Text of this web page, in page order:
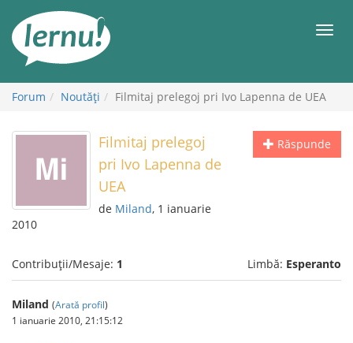
conținut
Forum Noutăţi Filmitaj prelegoj pri Ivo Lapenna de UEA
Răspunde
Filmitaj prelegoj
pri Ivo Lapenna de
UEA
de Miland, 1 ianuarie
2010
Contribuții/Mesaje: 1 Limbă: Esperanto
Miland (Arată profil)
1 ianuarie 2010, 21:15:12